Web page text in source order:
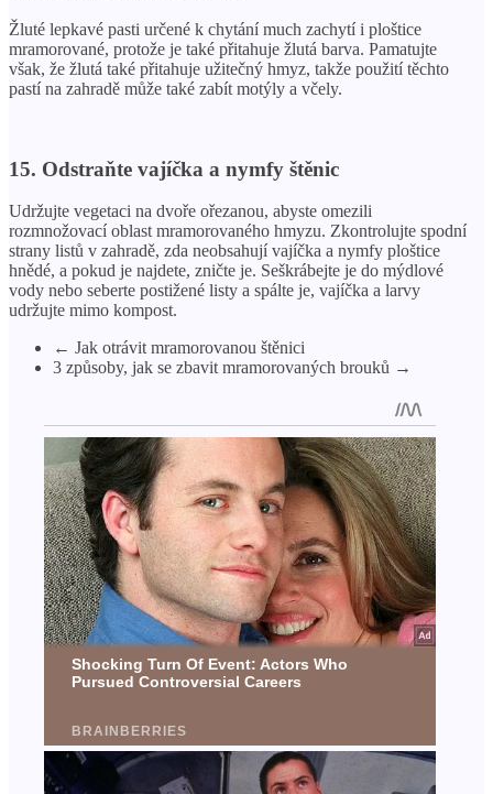
Žluté lepkavé pasti určené k chytání much zachytí i ploštice
mramorované, protože je také přitahuje žlutá barva. Pamatujte
však, že žlutá také přitahuje užitečný hmyz, takže použití těchto
pastí na zahradě může také zabít motýly a včely.
15. Odstraňte vajíčka a nymfy štěnic
Udržujte vegetaci na dvoře ořezanou, abyste omezili
rozmnožovací oblast mramorovaného hmyzu. Zkontrolujte spodní
strany listů v zahradě, zda neobsahují vajíčka a nymfy ploštice
hnědé, a pokud je najdete, zničte je. Seškrábejte je do mýdlové
vody nebo seberte postižené listy a spálte je, vajíčka a larvy
udržujte mimo kompost.
← Jak otrávit mramorovanou štěnici
3 způsoby, jak se zbavit mramorovaných brouků →